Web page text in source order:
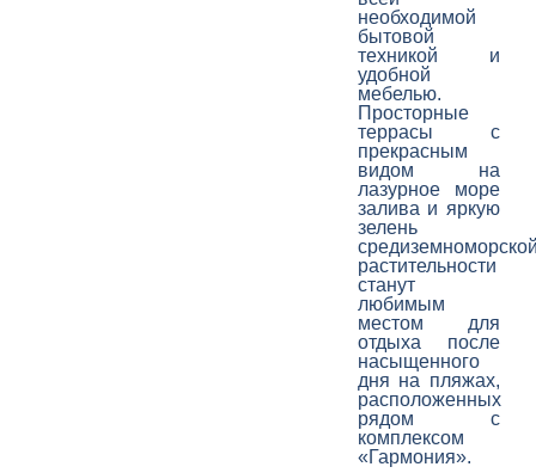
необходимой
бытовой
техникой и
удобной
мебелью.
Просторные
террасы с
прекрасным
видом на
лазурное море
залива и яркую
зелень
растительности
станут
любимым
местом для
отдыха после
насыщенного
дня на пляжах,
расположенных
рядом с
комплексом
«Гармония».